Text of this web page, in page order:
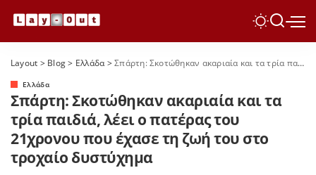
Layout > Blog> Ελλάδα>Σπάρτη: Σκοτώθηκαν ακαριαία και τα τρία παιδιά, λέει ο πατέρας του 21χρονου που έχασε τη ζωή του στο τροχαίο δυστύχημα
Ελλάδα
Σπάρτη: Σκοτώθηκαν ακαριαία και τα
τρία παιδιά, λέει ο πατέρας του
21χρονου που έχασε τη ζωή του στο
τροχαίο δυστύχημα